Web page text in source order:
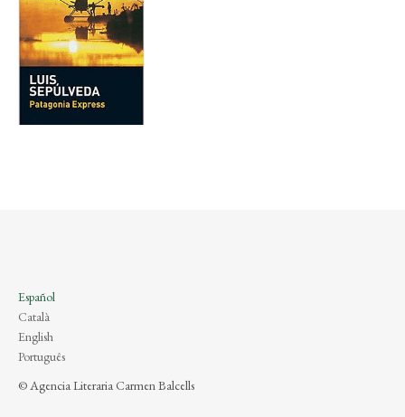
Español
Català
English
Português
© Agencia Literaria Carmen Balcells